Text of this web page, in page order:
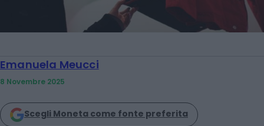
Emanuela Meucci
8 Novembre 2025
Scegli Moneta come fonte preferita